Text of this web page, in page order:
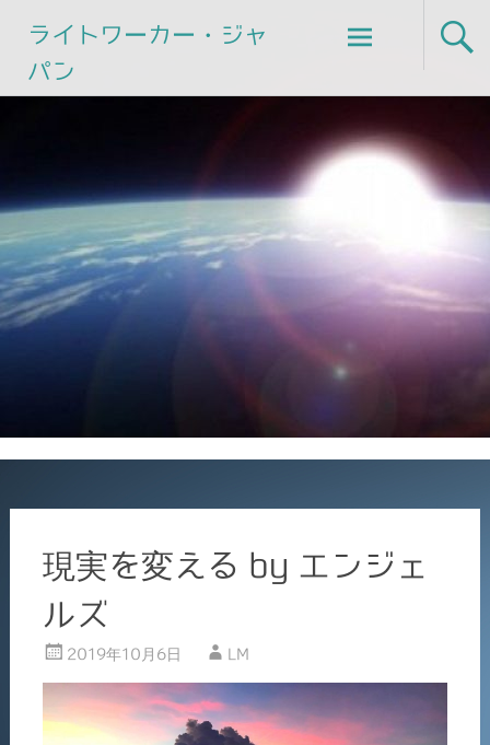
ライトワーカー・ジャ
パン
Skip
to
現実を変える by エンジェ
ルズ
2019年10月6日 LM